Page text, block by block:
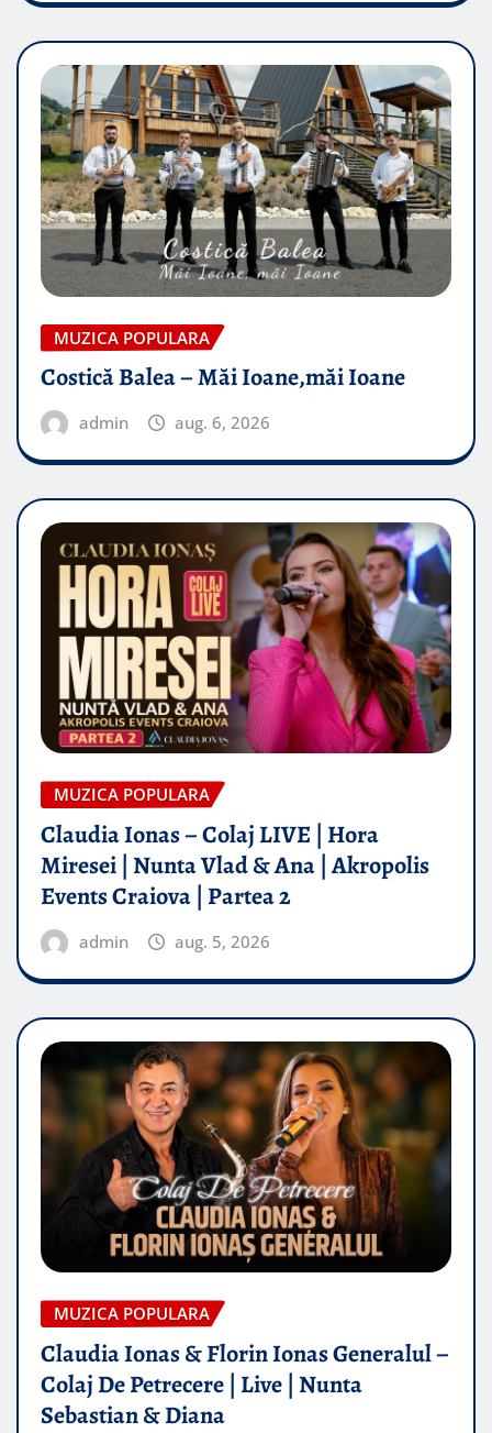
MUZICA POPULARA
Costică Balea – Măi Ioane,măi Ioane
admin aug. 6, 2026
MUZICA POPULARA
Claudia Ionas – Colaj LIVE | Hora
Miresei | Nunta Vlad & Ana | Akropolis
Events Craiova | Partea 2
admin aug. 5, 2026
MUZICA POPULARA
Claudia Ionas & Florin Ionas Generalul –
Colaj De Petrecere | Live | Nunta
Sebastian & Diana